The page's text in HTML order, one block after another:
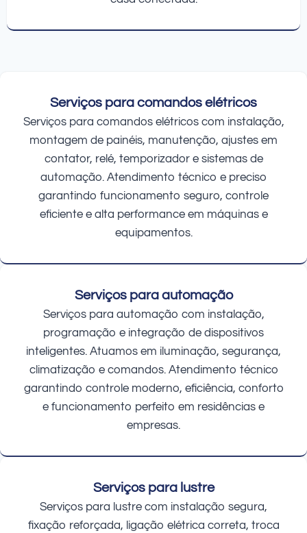
Serviços para comandos elétricos
Serviços para comandos elétricos com instalação,
montagem de painéis, manutenção, ajustes em
contator, relé, temporizador e sistemas de
automação. Atendimento técnico e preciso
garantindo funcionamento seguro, controle
eficiente e alta performance em máquinas e
equipamentos.
Serviços para automação
Serviços para automação com instalação,
programação e integração de dispositivos
inteligentes. Atuamos em iluminação, segurança,
climatização e comandos. Atendimento técnico
garantindo controle moderno, eficiência, conforto
e funcionamento perfeito em residências e
empresas.
Serviços para lustre
Serviços para lustre com instalação segura,
fixação reforçada, ligação elétrica correta, troca